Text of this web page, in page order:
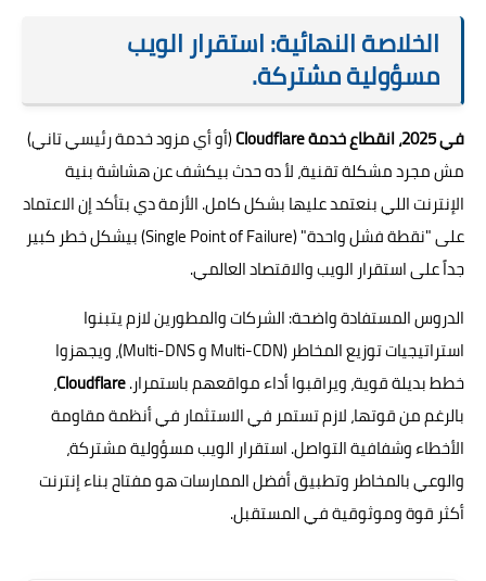
الخلاصة النهائية: استقرار الويب
مسؤولية مشتركة.
في 2025، انقطاع خدمة Cloudflare
(أو أي مزود خدمة رئيسي تاني)
مش مجرد مشكلة تقنية، لأ ده حدث بيكشف عن هشاشة بنية
الإنترنت اللي بنعتمد عليها بشكل كامل. الأزمة دي بتأكد إن الاعتماد
على "نقطة فشل واحدة" (Single Point of Failure) بيشكل خطر كبير
جداً على استقرار الويب والاقتصاد العالمي.
الدروس المستفادة واضحة: الشركات والمطورين لازم يتبنوا
استراتيجيات توزيع المخاطر (Multi-CDN و Multi-DNS)، ويجهزوا
خطط بديلة قوية، ويراقبوا أداء مواقعهم باستمرار.Cloudflare،
بالرغم من قوتها، لازم تستمر في الاستثمار في أنظمة مقاومة
الأخطاء وشفافية التواصل. استقرار الويب مسؤولية مشتركة،
والوعي بالمخاطر وتطبيق أفضل الممارسات هو مفتاح بناء إنترنت
أكثر قوة وموثوقية في المستقبل.